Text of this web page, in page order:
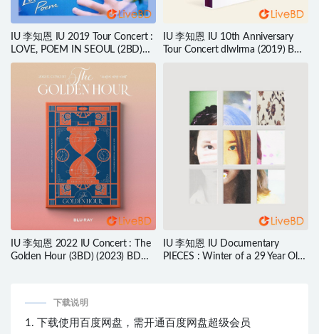
IU 李知恩 IU 2019 Tour Concert :
LOVE, POEM IN SEOUL (2BD)
(2020) BD蓝光原盘 54.6G
IU 李知恩 IU 10th Anniversary
Tour Concert dlwlrma (2019) BD
IU 李知恩 2022 IU Concert : The
Golden Hour (3BD) (2023) BD蓝
IU 李知恩 IU Documentary
PIECES : Winter of a 29 Year Old
下载说明
1. 下载使用百度网盘，需开通百度网盘超级会员